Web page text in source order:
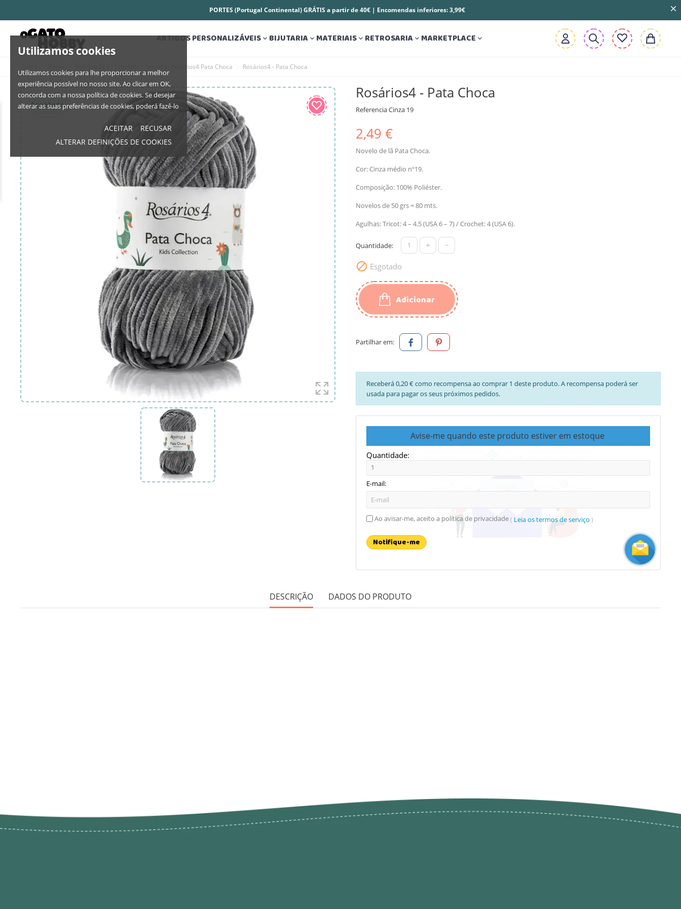
Utilizamos cookies
Utilizamos cookies para lhe proporcionar a melhor
experiência possível no nosso site. Ao clicar em OK,
concorda com a nossa política de cookies. Se desejar
alterar as suas preferências de cookies, poderá fazê-lo
ACEITAR
RECUSAR
ALTERAR DEFINIÇÕES DE COOKIES
PORTES (Portugal Continental) GRÁTIS a partir de 40€ | Encomendas inferiores: 3,99€
ARTIGOS PERSONALIZÁVEIS BIJUTARIA MATERIAIS RETROSARIA MARKETPLACE 
Novelos Rosários4 Pata Choca Rosários4 - Pata Choca
Esgotado
Rosários4 - Pata Choca
ReferenciaCinza 19
2,49 €
Novelo de lã Pata Choca.
Cor: Cinza médio nº19.
Composição: 100% Poliéster.
Novelos de 50 grs = 80 mts.
Agulhas: Tricot: 4 – 4.5 (USA 6 – 7) / Crochet: 4 (USA 6).
Quantidade: + -
 Esgotado
Adicionar
Partilhar em:
Receberá 0,20 € como recompensa ao comprar 1 deste produto. A recompensa poderá ser
usada para pagar os seus próximos pedidos.
Avise-me quando este produto estiver em estoque
Quantidade:
E-mail:
Ao avisar-me, aceito a política de privacidade( Leia os termos de serviço )
Notifique-me
DESCRIÇÃO DADOS DO PRODUTO